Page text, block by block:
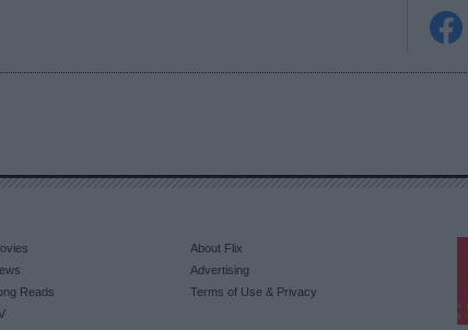
Reads
About Flix
Advertising
Terms of Use & Privacy